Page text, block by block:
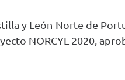
y León-Norte de
NORCYL 2020,